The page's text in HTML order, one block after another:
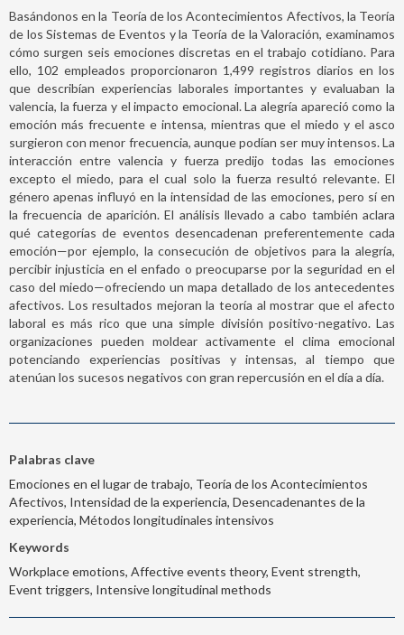
Basándonos en la Teoría de los Acontecimientos Afectivos, la Teoría
de los Sistemas de Eventos y la Teoría de la Valoración, examinamos
cómo surgen seis emociones discretas en el trabajo cotidiano. Para
ello, 102 empleados proporcionaron 1,499 registros diarios en los
que describían experiencias laborales importantes y evaluaban la
valencia, la fuerza y el impacto emocional. La alegría apareció como la
emoción más frecuente e intensa, mientras que el miedo y el asco
surgieron con menor frecuencia, aunque podían ser muy intensos. La
interacción entre valencia y fuerza predijo todas las emociones
excepto el miedo, para el cual solo la fuerza resultó relevante. El
género apenas influyó en la intensidad de las emociones, pero sí en
la frecuencia de aparición. El análisis llevado a cabo también aclara
qué categorías de eventos desencadenan preferentemente cada
emoción—por ejemplo, la consecución de objetivos para la alegría,
percibir injusticia en el enfado o preocuparse por la seguridad en el
caso del miedo—ofreciendo un mapa detallado de los antecedentes
afectivos. Los resultados mejoran la teoría al mostrar que el afecto
laboral es más rico que una simple división positivo-negativo. Las
organizaciones pueden moldear activamente el clima emocional
potenciando experiencias positivas y intensas, al tiempo que
atenúan los sucesos negativos con gran repercusión en el día a día.
Palabras clave
Emociones en el lugar de trabajo, Teoría de los Acontecimientos
Afectivos, Intensidad de la experiencia, Desencadenantes de la
experiencia, Métodos longitudinales intensivos
Keywords
Workplace emotions, Affective events theory, Event strength,
Event triggers, Intensive longitudinal methods